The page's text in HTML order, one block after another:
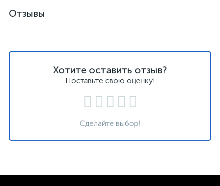
Отзывы
Хотите оставить отзыв?
Поставьте свою оценку!
Сделайте выбор!